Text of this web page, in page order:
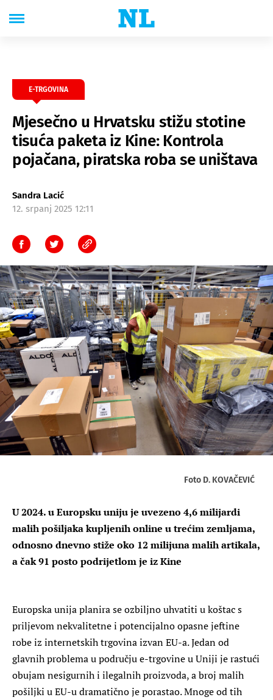
E-TRGOVINA
Mjesečno u Hrvatsku stižu stotine
tisuća paketa iz Kine: Kontrola
pojačana, piratska roba se uništava
Sandra Lacić
12. srpanj 2025 12:11
Foto D. KOVAČEVIĆ
U 2024. u Europsku uniju je uvezeno 4,6 milijardi
malih pošiljaka kupljenih online u trećim zemljama,
odnosno dnevno stiže oko 12 milijuna malih artikala,
a čak 91 posto podrijetlom je iz Kine
Europska unija planira se ozbiljno uhvatiti u koštac s
priljevom nekvalitetne i potencijalno opasne jeftine
robe iz internetskih trgovina izvan EU-a. Jedan od
glavnih problema u području e-trgovine u Uniji je rastući
obujam nesigurnih i ilegalnih proizvoda, a broj malih
pošiljki u EU-u dramatično je porastao. Mnoge od tih